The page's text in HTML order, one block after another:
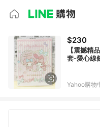
$230
【震撼精
套-愛心線
Yahoo購物